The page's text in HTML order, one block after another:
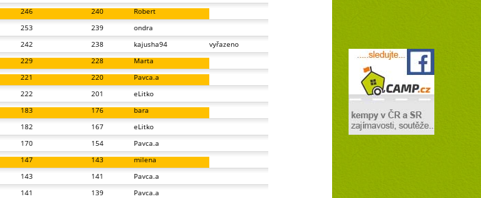
246 240
Robert
253 239
ondra
242 238 kajusha94
vyřazeno
229 228
Marta
221 220
Pavca.a
222 201
eLitko
183 176
bara
182 167
eLitko
170 154
Pavca.a
147 143
milena
143 141
Pavca.a
141 139
Pavca.a